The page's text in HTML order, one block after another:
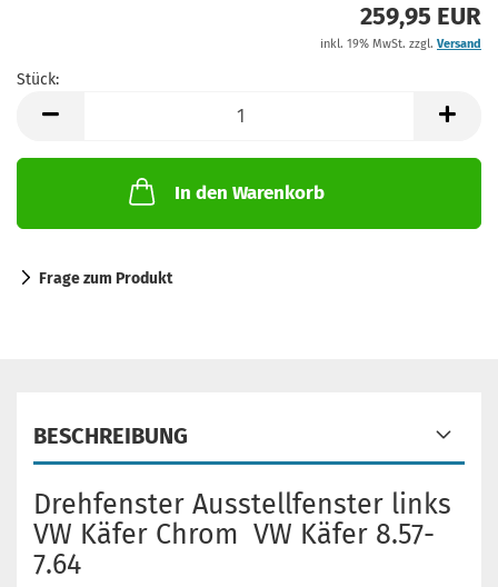
259,95 EUR
inkl. 19% MwSt. zzgl. Versand
Stück:
In den Warenkorb
Frage zum Produkt
BESCHREIBUNG
Drehfenster Ausstellfenster links
VW Käfer Chrom VW Käfer 8.57-
7.64